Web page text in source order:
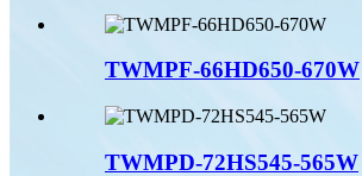
TWMPF-66HD650-670W
TWMPD-72HS545-565W